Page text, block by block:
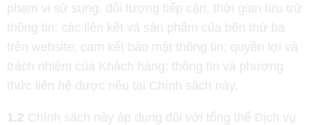
phạm vi sử sụng, đối tượng tiếp cận, thời gian lưu trữ
thông tin; các liên kết và sản phẩm của bên thứ ba
trên website; cam kết bảo mật thông tin; quyền lợi và
trách nhiệm của Khách hàng; thông tin và phương
thức liên hệ được nêu tại Chính sách này.
1.2 Chính sách này áp dụng đối với tổng thể Dịch vụ